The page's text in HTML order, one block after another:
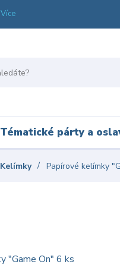
Více
Tématické párty a
Kelímky Papírové kelímky